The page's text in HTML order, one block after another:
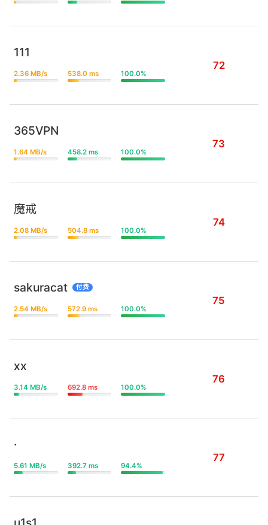
111
2.36 MB/s 538.0 ms 100.0%
72
365VPN
1.64 MB/s 458.2 ms 100.0%
73
魔戒
2.08 MB/s 504.8 ms 100.0%
74
sakuracat 付费
2.54 MB/s 572.9 ms 100.0%
75
xx
3.14 MB/s 692.8 ms 100.0%
76
·
5.61 MB/s 392.7 ms 94.4%
77